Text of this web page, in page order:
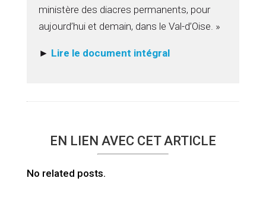
ministère des diacres permanents, pour
aujourd’hui et demain, dans le Val-d’Oise. »
► Lire le document intégral
EN LIEN AVEC CET ARTICLE
No related posts.